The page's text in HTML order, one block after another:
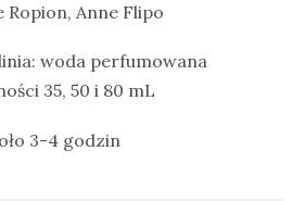
Anne Flipo
woda perfumowana
35, 50 i 80 mL
3-4 godzin